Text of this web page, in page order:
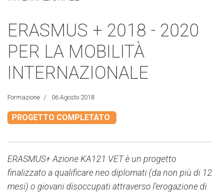
ERASMUS + 2018 - 2020
PER LA MOBILITÀ
INTERNAZIONALE
Formazione 06 Agosto 2018
PROGETTO COMPLETATO
ERASMUS+ Azione KA121 VET è un progetto
finalizzato a qualificare neo diplomati (da non più di 12
mesi) o giovani disoccupati attraverso l'erogazione di